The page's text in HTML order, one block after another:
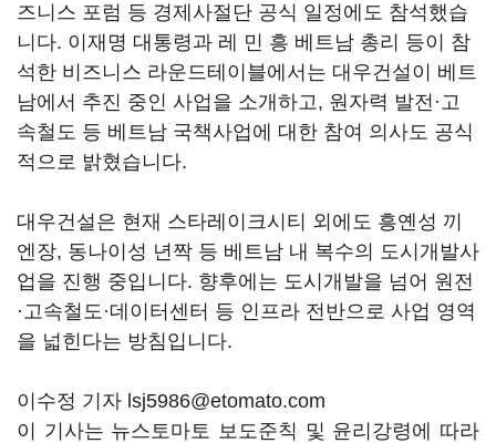
즈니스 포럼 등 경제사절단 공식 일정에도 참석했습
니다. 이재명 대통령과 레 민 흥 베트남 총리 등이 참
석한 비즈니스 라운드테이블에서는 대우건설이 베트
남에서 추진 중인 사업을 소개하고, 원자력 발전·고
속철도 등 베트남 국책사업에 대한 참여 의사도 공식
적으로 밝혔습니다.
대우건설은 현재 스타레이크시티 외에도 흥옌성 끼
엔장, 동나이성 년짝 등 베트남 내 복수의 도시개발사
업을 진행 중입니다. 향후에는 도시개발을 넘어 원전
·고속철도·데이터센터 등 인프라 전반으로 사업 영역
을 넓힌다는 방침입니다.
이수정 기자 lsj5986@etomato.com
이 기사는 뉴스토마토 보도준칙 및 윤리강령에 따라